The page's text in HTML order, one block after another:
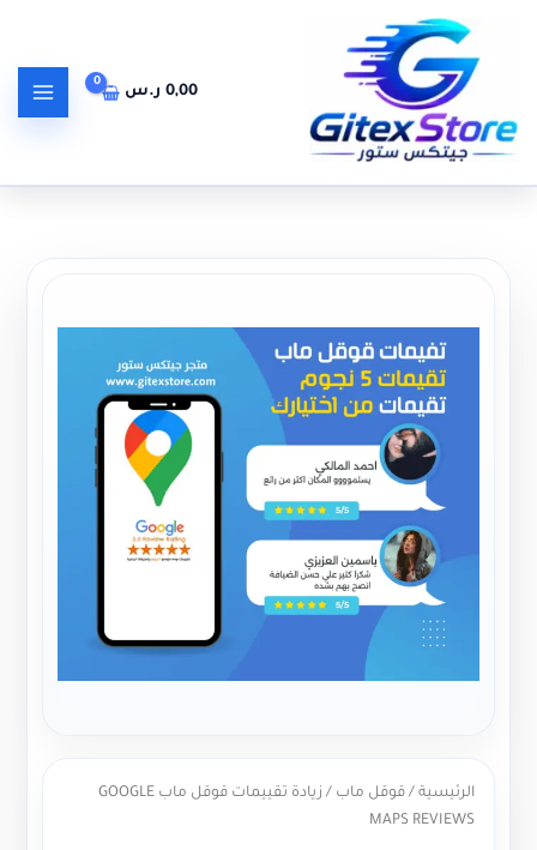
0,00 ر.س
الرئيسية/ قوقل ماب
/ زيادة تقييمات قوقل ماب GOOGLE
MAPS REVIEWS